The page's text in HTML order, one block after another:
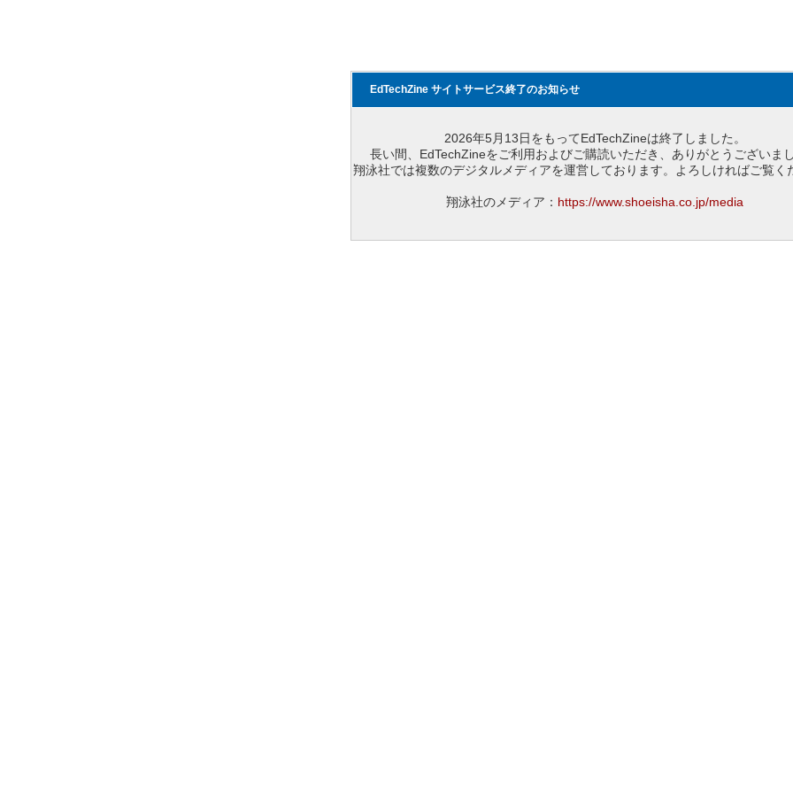
EdTechZine サイトサービス終了のお知らせ
2026年5月13日をもってEdTechZineは終了しました。
長い間、EdTechZineをご利用およびご購読いただき、ありがとうございまし
翔泳社では複数のデジタルメディアを運営しております。よろしければご覧く
翔泳社のメディア： https://www.shoeisha.co.jp/media